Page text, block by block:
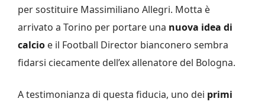
per sostituire Massimiliano Allegri. Motta è
arrivato a Torino per portare una nuova idea di
calcio e il Football Director bianconero sembra
fidarsi ciecamente dell’ex allenatore del Bologna.
A testimonianza di questa fiducia, uno dei primi